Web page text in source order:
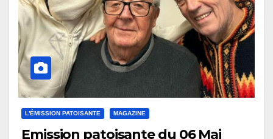
L'ÉMISSION PATOISANTE MAGAZINE
Emission patoisante du 06 Mai